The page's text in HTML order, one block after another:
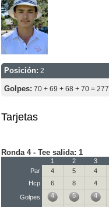
Posición: 2
Golpes: 70 + 69 + 68 + 70 = 277
Tarjetas
Ronda 4 - Tee salida: 1
1 2 3
Par
4 5 4
Hcp
6 8 4
Golpes
4 5 4